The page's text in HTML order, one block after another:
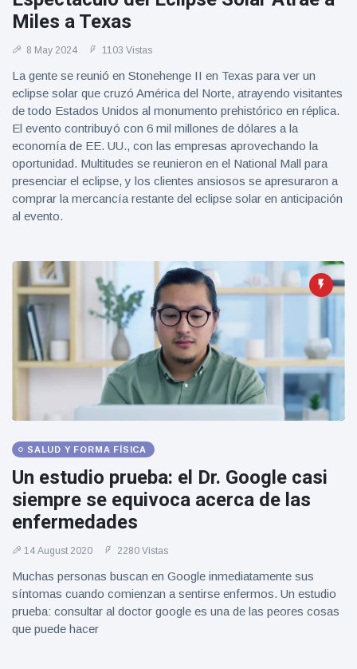
Miles a Texas
8 May 2024 1103 Vistas
La gente se reunió en Stonehenge II en Texas para ver un
eclipse solar que cruzó América del Norte, atrayendo visitantes
de todo Estados Unidos al monumento prehistórico en réplica.
El evento contribuyó con 6 mil millones de dólares a la
economía de EE. UU., con las empresas aprovechando la
oportunidad. Multitudes se reunieron en el National Mall para
presenciar el eclipse, y los clientes ansiosos se apresuraron a
comprar la mercancía restante del eclipse solar en anticipación
al evento.
SALUD Y FORMA FÍSICA
Un estudio prueba: el Dr. Google casi
siempre se equivoca acerca de las
enfermedades
14 August 2020 2280 Vistas
Muchas personas buscan en Google inmediatamente sus
síntomas cuando comienzan a sentirse enfermos. Un estudio
prueba: consultar al doctor google es una de las peores cosas
que puede hacer